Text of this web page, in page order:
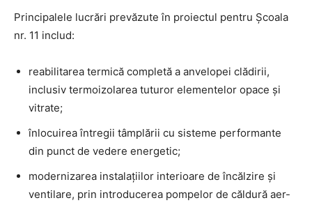
Principalele lucrări prevăzute în proiectul pentru Școala
nr. 11 includ:
reabilitarea termică completă a anvelopei clădirii,
inclusiv termoizolarea tuturor elementelor opace și
vitrate;
înlocuirea întregii tâmplării cu sisteme performante
din punct de vedere energetic;
modernizarea instalațiilor interioare de încălzire și
ventilare, prin introducerea pompelor de căldură aer-